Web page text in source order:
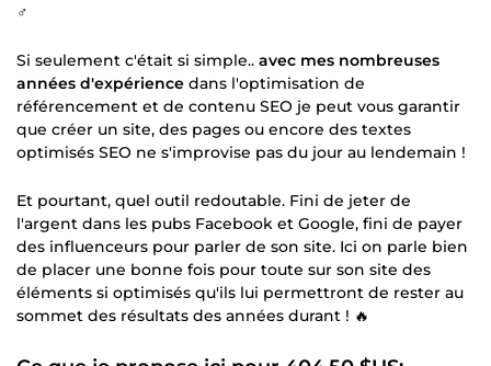
♂️
Si seulement c'était si simple.. avec mes nombreuses
années d'expérience dans l'optimisation de
référencement et de contenu SEO je peut vous garantir
que créer un site, des pages ou encore des textes
optimisés SEO ne s'improvise pas du jour au lendemain !
Et pourtant, quel outil redoutable. Fini de jeter de
l'argent dans les pubs Facebook et Google, fini de payer
des influenceurs pour parler de son site. Ici on parle bien
de placer une bonne fois pour toute sur son site des
éléments si optimisés qu'ils lui permettront de rester au
sommet des résultats des années durant ! 🔥